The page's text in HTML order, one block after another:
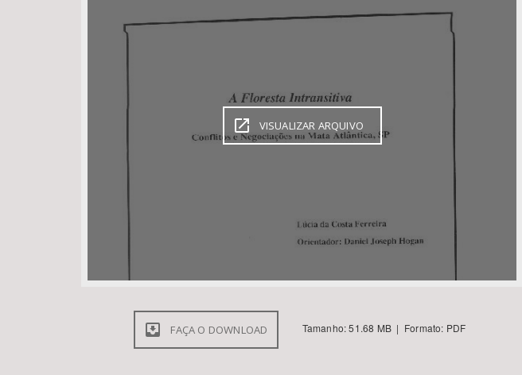
VISUALIZAR ARQUIVO
FAÇA O DOWNLOAD Tamanho: 51.68 MB | Formato: PDF